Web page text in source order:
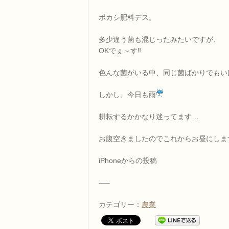
ボカシ肥料デス。
多少違う菌も混じったみたいですが、
OKでぇ～す‼
色んな菌がいる中、同じ菌ばかりでも
しかし、今日も雨
耕耘するかかなり迷ってます…
お腹空きましたのでこれからお昼にし
iPhoneからの投稿
—–
カテゴリー： 農業